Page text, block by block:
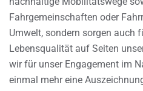
Fahrgemeinschaften oder
Umwelt, sondern sorgen auch
Lebensqualität auf Seiten
wir für unser Engagement im
einmal mehr eine